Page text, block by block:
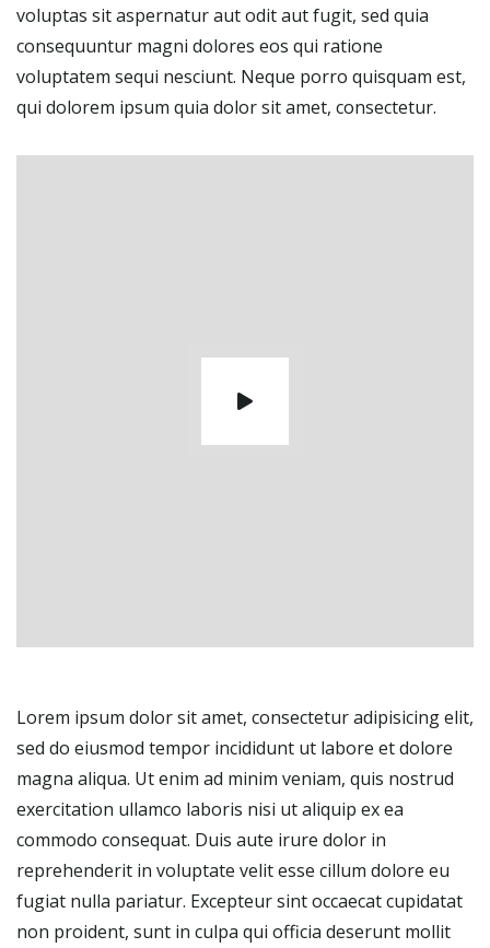
voluptas sit aspernatur aut odit aut fugit, sed quia
consequuntur magni dolores eos qui ratione
voluptatem sequi nesciunt. Neque porro quisquam est,
qui dolorem ipsum quia dolor sit amet, consectetur.
Lorem ipsum dolor sit amet, consectetur adipisicing elit,
sed do eiusmod tempor incididunt ut labore et dolore
magna aliqua. Ut enim ad minim veniam, quis nostrud
exercitation ullamco laboris nisi ut aliquip ex ea
commodo consequat. Duis aute irure dolor in
reprehenderit in voluptate velit esse cillum dolore eu
fugiat nulla pariatur. Excepteur sint occaecat cupidatat
non proident, sunt in culpa qui officia deserunt mollit